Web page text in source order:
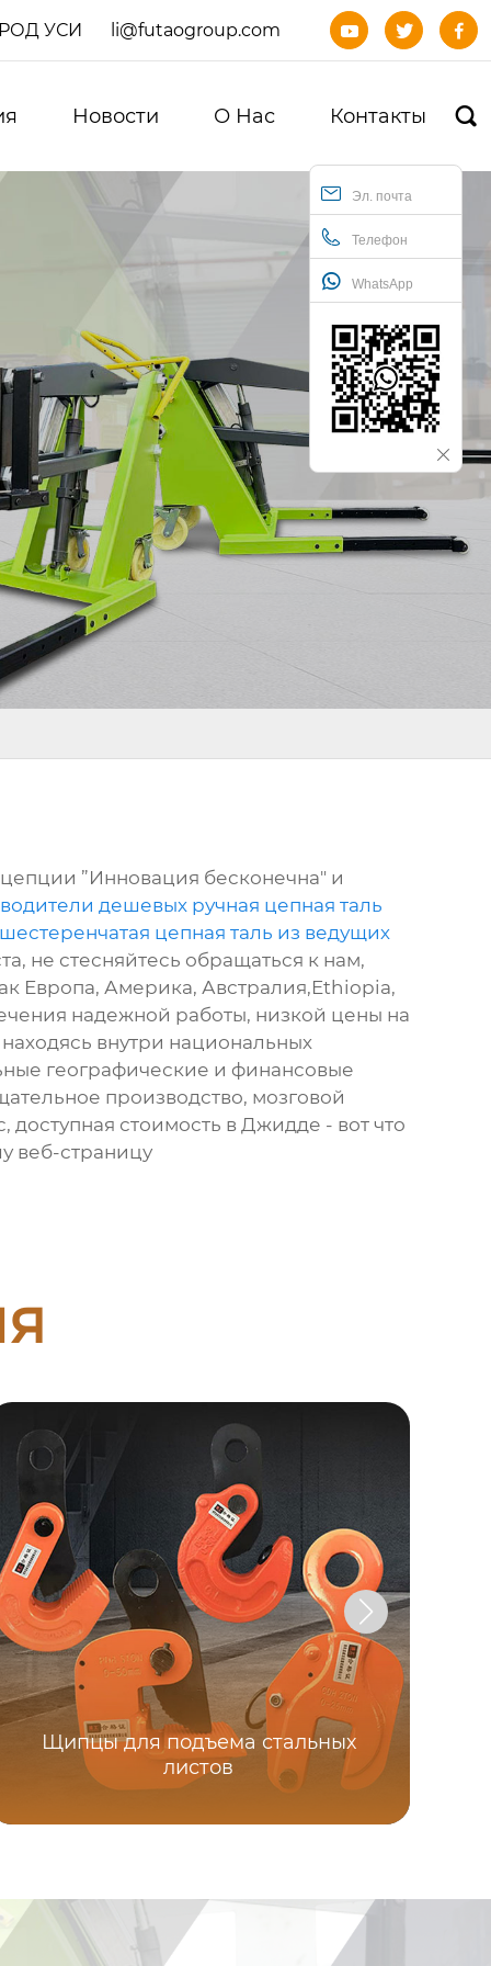
УСИ li@futaogroup.com   
Новости О Нас Контакты 
Эл. почта
Телефон
WhatsApp
”Инновация бесконечна" и
дешевых ручная цепная таль
цепная таль из ведущих
не стесняйтесь обращаться к нам,
Европа, Америка, Австралия,Ethiopia,
надежной работы, низкой цены на
внутри национальных
географические и финансовые
производство, мозговой
стоимость в Джидде - вот что
веб-страницу
Щипцы для подъема стальных
листов